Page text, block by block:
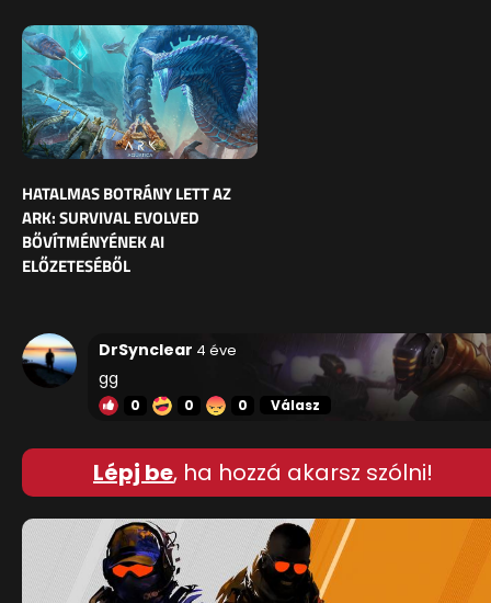
HATALMAS BOTRÁNY LETT AZ
ARK: SURVIVAL EVOLVED
BŐVÍTMÉNYÉNEK AI
ELŐZETESÉBŐL
DrSynclear 4 éve
gg
0 0 0 Válasz
Lépj be, ha hozzá akarsz szólni!